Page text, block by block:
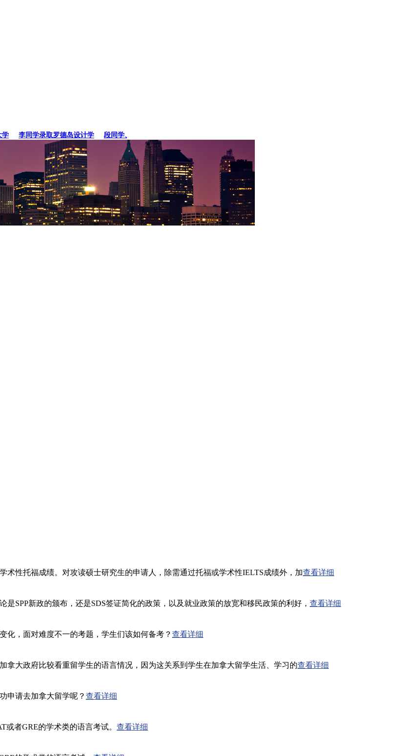
李同学录取罗德岛设计学 段同学、贾同学录取纽约
性托福成绩。对攻读硕士研究生的申请人，除需通过托福或学术性IELTS成绩外，加查看详细
SPP新政的颁布，还是SDS签证简化的政策，以及就业政策的放宽和移民政策的利好， 查看详细
化，面对难度不一的考题，学生们该如何备考？ 查看详细
大政府比较看重留学生的语言情况，因为这关系到学生在加拿大留学生活、学习的查看详细
申请去加拿大留学呢？ 查看详细
者GRE的学术类的语言考试。 查看详细